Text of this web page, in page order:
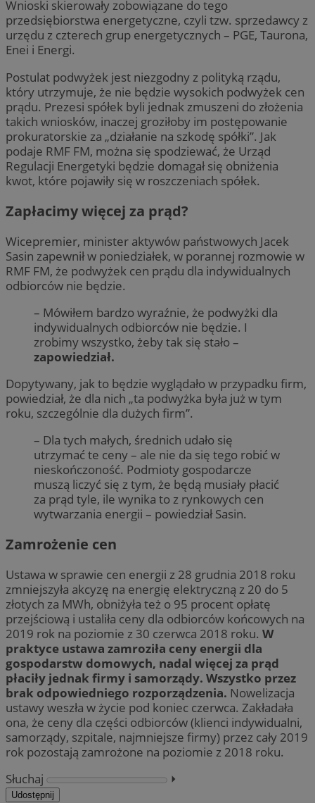
Wnioski skierowały zobowiązane do tego
przedsiębiorstwa energetyczne, czyli tzw. sprzedawcy z
urzędu z czterech grup energetycznych – PGE, Taurona,
Enei i Energi.
Postulat podwyżek jest niezgodny z polityką rządu,
który utrzymuje, że nie będzie wysokich podwyżek cen
prądu. Prezesi spółek byli jednak zmuszeni do złożenia
takich wniosków, inaczej groziłoby im postępowanie
prokuratorskie za „działanie na szkodę spółki”. Jak
podaje RMF FM, można się spodziewać, że Urząd
Regulacji Energetyki będzie domagał się obniżenia
kwot, które pojawiły się w roszczeniach spółek.
Zapłacimy więcej za prąd?
Wicepremier, minister aktywów państwowych Jacek
Sasin zapewnił w poniedziałek, w porannej rozmowie w
RMF FM, że podwyżek cen prądu dla indywidualnych
odbiorców nie będzie.
– Mówiłem bardzo wyraźnie, że podwyżki dla
indywidualnych odbiorców nie będzie. I
zrobimy wszystko, żeby tak się stało –
zapowiedział.
Dopytywany, jak to będzie wyglądało w przypadku firm,
powiedział, że dla nich „ta podwyżka była już w tym
roku, szczególnie dla dużych firm”.
– Dla tych małych, średnich udało się
utrzymać te ceny – ale nie da się tego robić w
nieskończoność. Podmioty gospodarcze
muszą liczyć się z tym, że będą musiały płacić
za prąd tyle, ile wynika to z rynkowych cen
wytwarzania energii – powiedział Sasin.
Zamrożenie cen
Ustawa w sprawie cen energii z 28 grudnia 2018 roku
zmniejszyła akcyzę na energię elektryczną z 20 do 5
złotych za MWh, obniżyła też o 95 procent opłatę
przejściową i ustaliła ceny dla odbiorców końcowych na
2019 rok na poziomie z 30 czerwca 2018 roku. W
praktyce ustawa zamroziła ceny energii dla
gospodarstw domowych, nadal więcej za prąd
płaciły jednak firmy i samorządy. Wszystko przez
brak odpowiedniego rozporządzenia. Nowelizacja
ustawy weszła w życie pod koniec czerwca. Zakładała
ona, że ceny dla części odbiorców (klienci indywidualni,
samorządy, szpitale, najmniejsze firmy) przez cały 2019
rok pozostają zamrożone na poziomie z 2018 roku.
Słuchaj
⏵︎
Udostępnij